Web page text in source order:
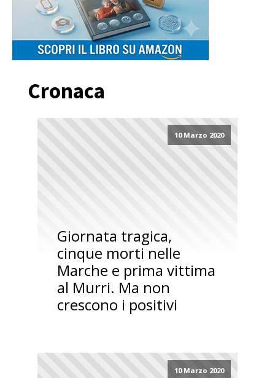
Cronaca
10 Marzo 2020
Giornata tragica,
cinque morti nelle
Marche e prima vittima
al Murri. Ma non
crescono i positivi
10 Marzo 2020